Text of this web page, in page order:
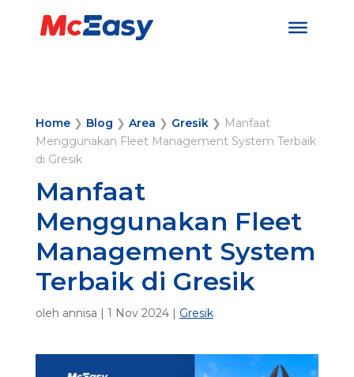
Home❯ Blog ❯ Area ❯ Gresik❯ Manfaat
Menggunakan Fleet Management System Terbaik
di Gresik
Manfaat
Menggunakan Fleet
Management System
Terbaik di Gresik
oleh annisa | 1 Nov 2024| Gresik